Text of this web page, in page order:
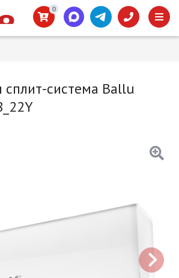
0
сплит-система Ballu